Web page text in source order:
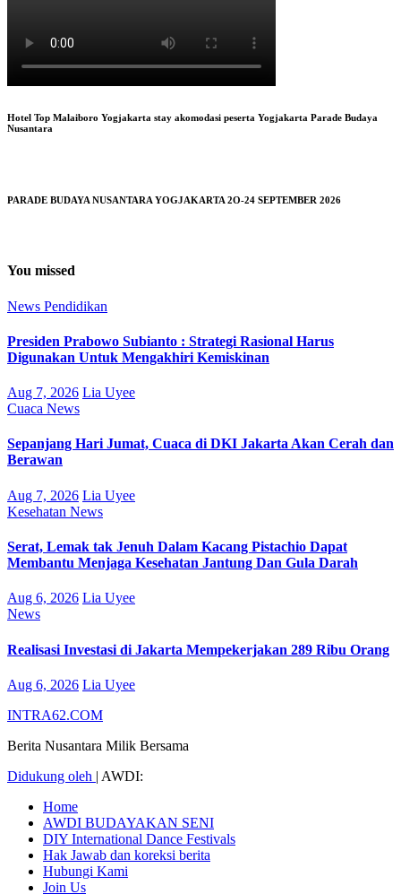
Hotel Top Malaiboro Yogjakarta stay akomodasi peserta Yogjakarta Parade Budaya
Nusantara
PARADE BUDAYA NUSANTARA YOGJAKARTA 2O-24 SEPTEMBER 2026
You missed
News Pendidikan
Presiden Prabowo Subianto : Strategi Rasional Harus
Digunakan Untuk Mengakhiri Kemiskinan
Aug 7, 2026 Lia Uyee
Cuaca News
Sepanjang Hari Jumat, Cuaca di DKI Jakarta Akan Cerah dan
Berawan
Aug 7, 2026 Lia Uyee
Kesehatan News
Serat, Lemak tak Jenuh Dalam Kacang Pistachio Dapat
Membantu Menjaga Kesehatan Jantung Dan Gula Darah
Aug 6, 2026 Lia Uyee
News
Realisasi Investasi di Jakarta Mempekerjakan 289 Ribu Orang
Aug 6, 2026 Lia Uyee
INTRA62.COM
Berita Nusantara Milik Bersama
Didukung oleh | AWDI:
Home
AWDI BUDAYAKAN SENI
DIY International Dance Festivals
Hak Jawab dan koreksi berita
Hubungi Kami
Join Us